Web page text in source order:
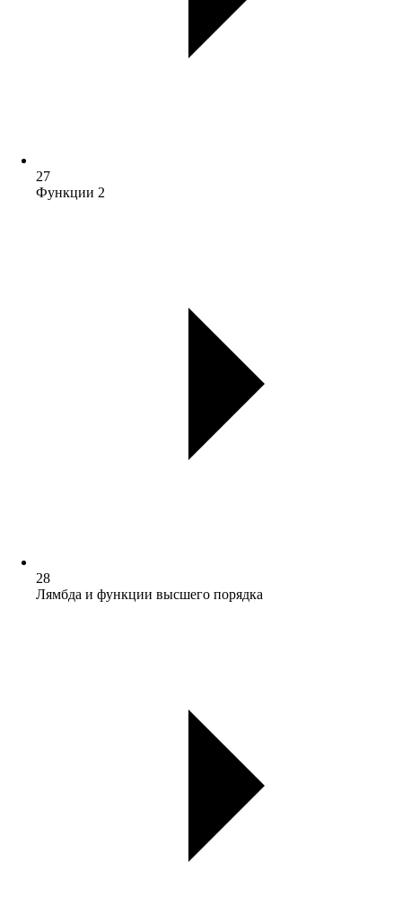
27
Функции 2
28
Лямбда и функции высшего порядка